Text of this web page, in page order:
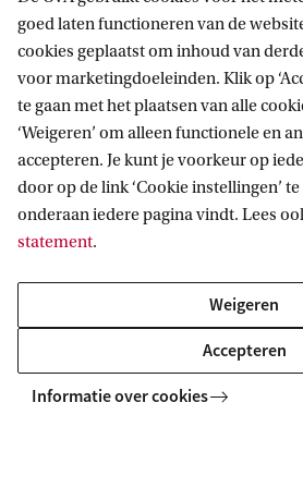
Informatie voor
Bachelorstudiekiezers
Masterstudiekiezers
UvA-studenten
Medewerkers
Journalisten
Alumni
Schooldecanen en vakdocenten
Externen
Direct naar
Webmail
Bibliotheek
Vacatures
Huisstijl
Contact
UvA op social media
Volg UvA op sociale
goed laten functioneren van de
cookies geplaatst om inhoud van
voor marketingdoeleinden. Klik op
te gaan met het plaatsen van alle
‘Weigeren’ om alleen functionele en
accepteren. Je kunt je voorkeur op
door op de link ‘Cookie instellingen’
onderaan iedere pagina vindt. Lees
statement.
Weigeren
Accepteren
Informatie over cookies